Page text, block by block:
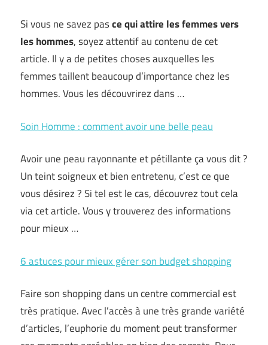
Si vous ne savez pasce qui attire les femmes vers
les hommes, soyez attentif au contenu de cet
article. Il y a de petites choses auxquelles les
femmes taillent beaucoup d’importance chez les
hommes. Vous les découvrirez dans …
Soin Homme : comment avoir une belle peau
Avoir une peau rayonnante et pétillante ça vous dit ?
Un teint soigneux et bien entretenu, c’est ce que
vous désirez ? Si tel est le cas, découvrez tout cela
via cet article. Vous y trouverez des informations
pour mieux …
6 astuces pour mieux gérer son budget shopping
Faire son shopping dans un centre commercial est
très pratique. Avec l’accès à une très grande variété
d’articles, l’euphorie du moment peut transformer